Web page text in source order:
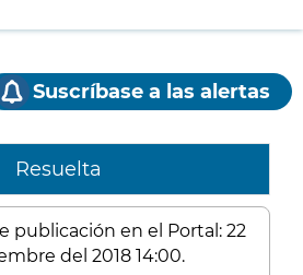
Suscríbase a las alertas
Resuelta
publicación en el Portal: 22
del 2018 14:00.